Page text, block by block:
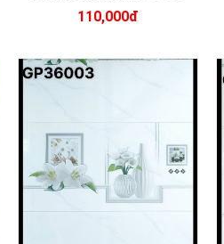
110,000đ
Xsmart 15054
320,000đ